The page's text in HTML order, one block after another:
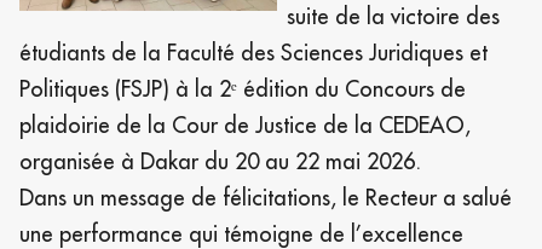
suite de la victoire des
étudiants de la Faculté des Sciences Juridiques et
Politiques (FSJP) à la 2ᵉ édition du Concours de
plaidoirie de la Cour de Justice de la CEDEAO,
organisée à Dakar du 20 au 22 mai 2026.
Dans un message de félicitations, le Recteur a salué
une performance qui témoigne de l’excellence